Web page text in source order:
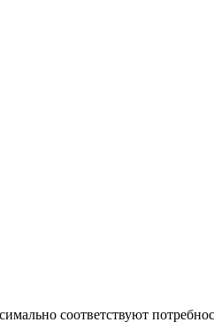
соответствуют